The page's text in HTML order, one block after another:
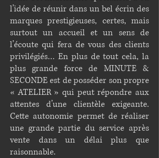
l’idée de réunir dans un bel écrin des
marques prestigieuses, certes, mais
surtout un accueil et un sens de
l’écoute qui fera de vous des clients
privilégiés… En plus de tout cela, la
plus grande force de MINUTE &
SECONDE est de posséder son propre
« ATELIER » qui peut répondre aux
attentes d’une clientèle exigeante.
Cette autonomie permet de réaliser
une grande partie du service après
vente dans un délai plus que
raisonnable.